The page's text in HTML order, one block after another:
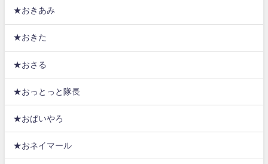
★おきあみ
★おきた
★おさる
★おっとっと隊長
★おぱいやろ
★おネイマール